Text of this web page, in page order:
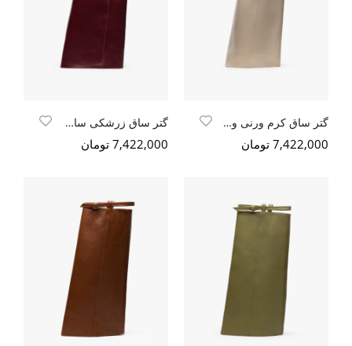
گتر ساق کرم ورنی وگن
7,422,000 تومان
گتر ساق زرشکی سافتی طبیعی
7,422,000 تومان